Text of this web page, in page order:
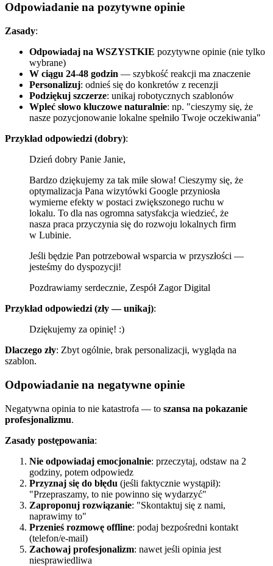
Odpowiadanie na pozytywne opinie
Zasady:
Odpowiadaj na WSZYSTKIE pozytywne opinie (nie tylko
wybrane)
W ciągu 24-48 godzin — szybkość reakcji ma znaczenie
Personalizuj: odnieś się do konkretów z recenzji
Podziękuj szczerze: unikaj robotycznych szablonów
Wpleć słowo kluczowe naturalnie: np. "cieszymy się, że
nasze pozycjonowanie lokalne spełniło Twoje oczekiwania"
Przykład odpowiedzi (dobry):
Dzień dobry Panie Janie,
Bardzo dziękujemy za tak miłe słowa! Cieszymy się, że
optymalizacja Pana wizytówki Google przyniosła
wymierne efekty w postaci zwiększonego ruchu w
lokalu. To dla nas ogromna satysfakcja wiedzieć, że
nasza praca przyczynia się do rozwoju lokalnych firm
w Lubinie.
Jeśli będzie Pan potrzebował wsparcia w przyszłości —
jesteśmy do dyspozycji!
Pozdrawiamy serdecznie, Zespół Zagor Digital
Przykład odpowiedzi (zły — unikaj):
Dziękujemy za opinię! :)
Dlaczego zły: Zbyt ogólnie, brak personalizacji, wygląda na
szablon.
Odpowiadanie na negatywne opinie
Negatywna opinia to nie katastrofa — to szansa na pokazanie
profesjonalizmu.
Zasady postępowania:
Nie odpowiadaj emocjonalnie: przeczytaj, odstaw na 2
godziny, potem odpowiedz
Przyznaj się do błędu (jeśli faktycznie wystąpił):
"Przepraszamy, to nie powinno się wydarzyć"
Zaproponuj rozwiązanie: "Skontaktuj się z nami,
naprawimy to"
Przenieś rozmowę offline: podaj bezpośredni kontakt
(telefon/e-mail)
Zachowaj profesjonalizm: nawet jeśli opinia jest
niesprawiedliwa